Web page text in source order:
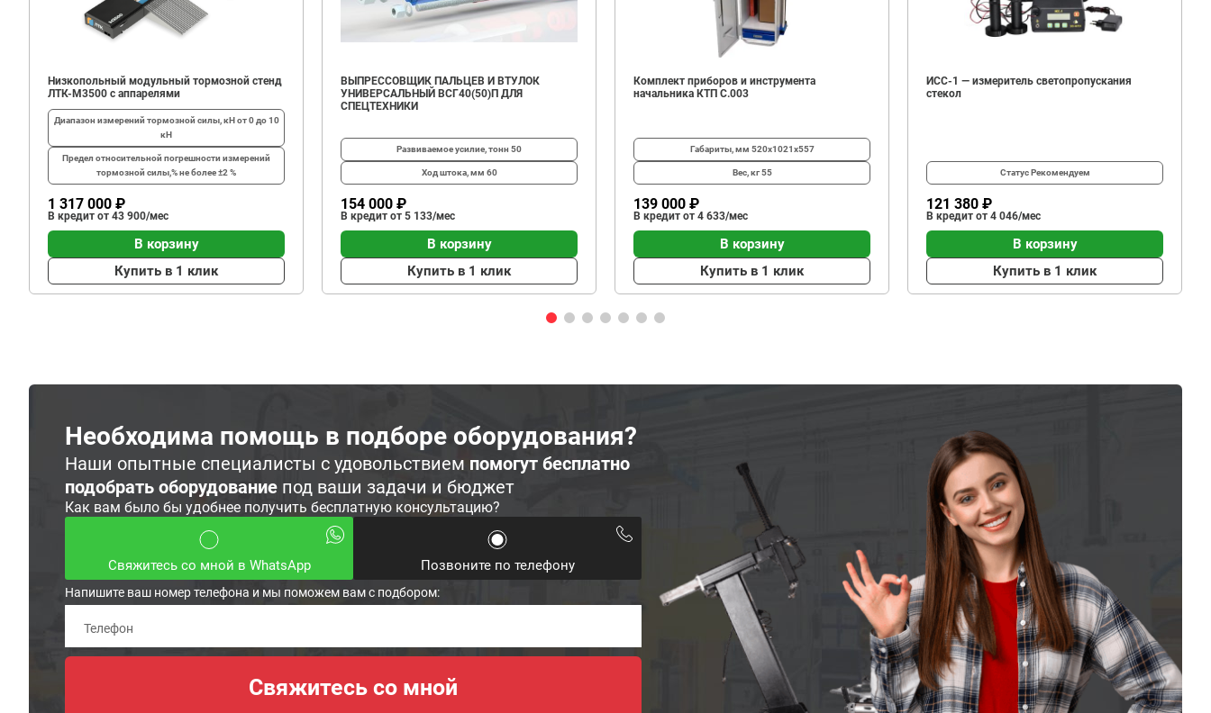
Низкопольный модульный тормозной стенд
ЛТК-М3500 с аппарелями
Диапазон измерений тормозной силы, кНот 0 до 10
кН
Предел относительной погрешности измерений
тормозной силы,%не более ±2 %
1 317 000 ₽
В кредит от 43 900/мес
В корзину
Купить в 1 клик
ВЫПРЕССОВЩИК ПАЛЬЦЕВ И ВТУЛОК
УНИВЕРСАЛЬНЫЙ ВСГ40(50)П ДЛЯ
СПЕЦТЕХНИКИ
Развиваемое усилие, тонн 50
Ход штока, мм 60
154 000 ₽
В кредит от 5 133/мес
В корзину
Купить в 1 клик
Комплект приборов и инструмента
начальника КТП C.003
Габариты, мм 520х1021х557
Вес, кг55
139 000 ₽
В кредит от 4 633/мес
В корзину
Купить в 1 клик
ИСС-1 — измеритель светопропускания
стекол
СтатусРекомендуем
121 380 ₽
В кредит от 4 046/мес
В корзину
Купить в 1 клик
Необходима помощь в подборе оборудования?
Наши опытные специалисты с удовольствием помогут бесплатно
подобрать оборудование под ваши задачи и бюджет
Как вам было бы удобнее получить бесплатную консультацию?
Свяжитесь со мной в WhatsApp Позвоните по телефону
Напишите ваш номер телефона и мы поможем вам с подбором: